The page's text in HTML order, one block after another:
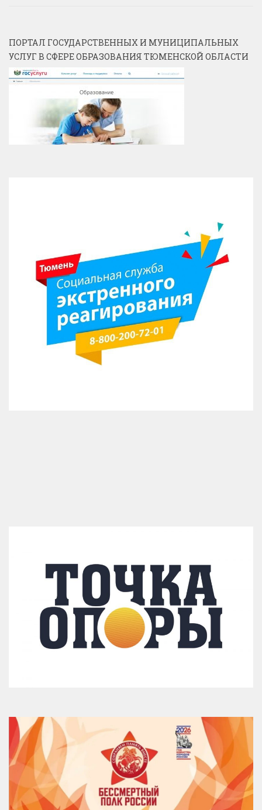
ПОРТАЛ ГОСУДАРСТВЕННЫХ И МУНИЦИПАЛЬНЫХ
УСЛУГ В СФЕРЕ ОБРАЗОВАНИЯ ТЮМЕНСКОЙ ОБЛАСТИ